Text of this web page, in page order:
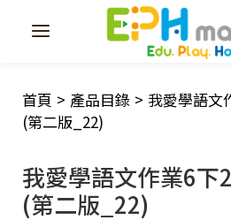
首頁 > 產品目錄 > 我愛學語文
(第二版_22)
我愛學語文作業6下
(第二版_22)